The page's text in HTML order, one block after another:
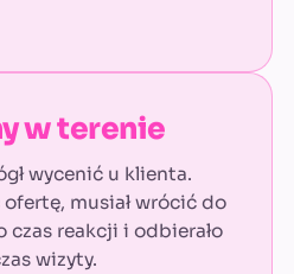
w terenie
wycenić u klienta.
musiał wrócić do
czas reakcji i odbierało
wizyty.